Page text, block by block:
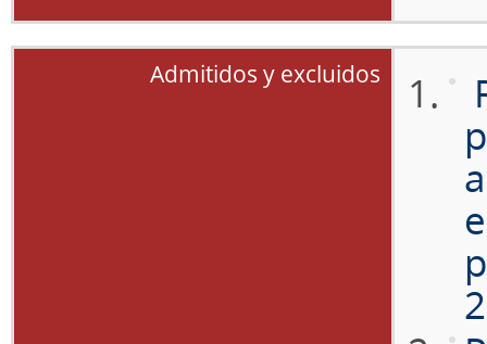
Admitidos y excluidos